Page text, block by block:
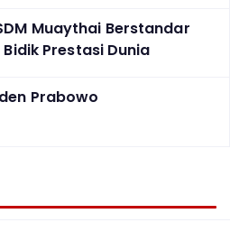
Muaythai Berstandar
Bidik Prestasi Dunia
Prabowo